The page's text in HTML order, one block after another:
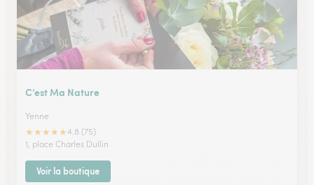
C’est Ma Nature
Yenne
★★★★★4.8 (75)
1, place Charles Dullin
Voir la boutique